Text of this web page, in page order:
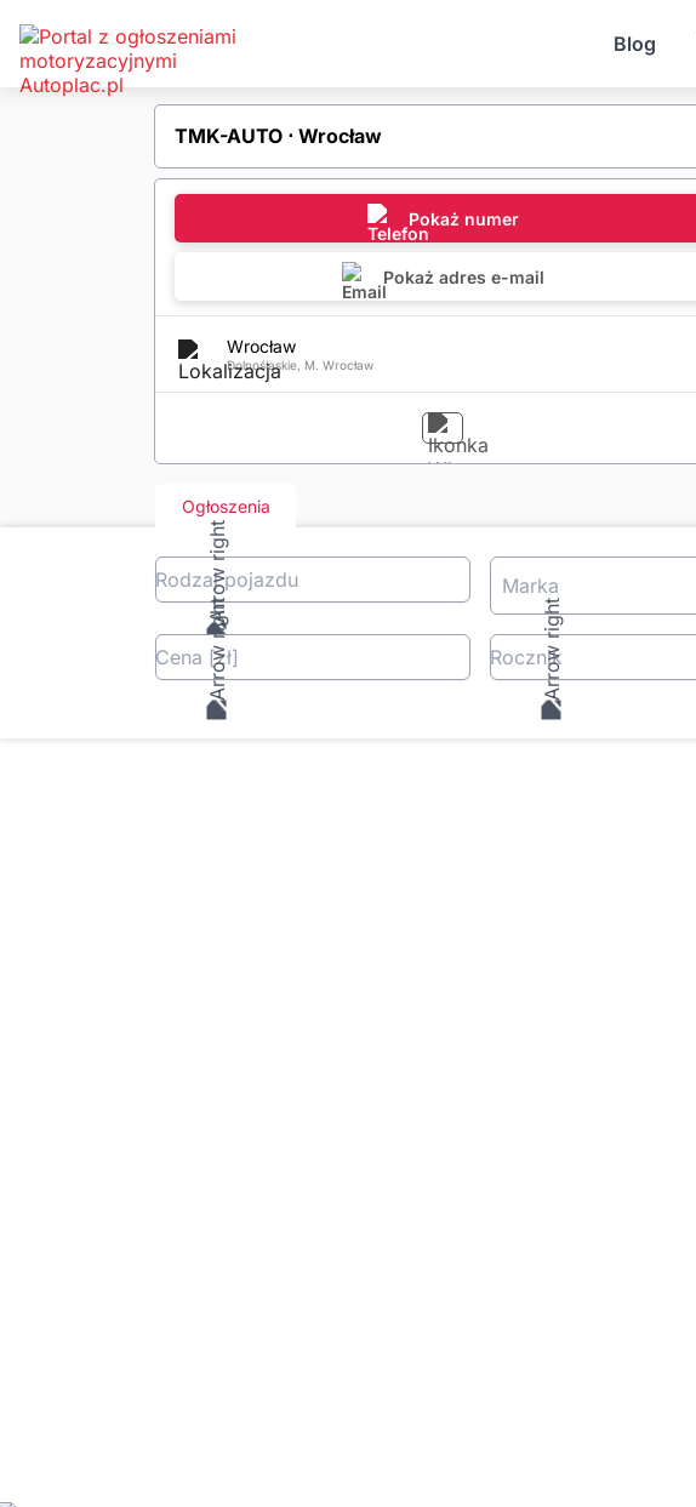
Blog
TMK-AUTO ⋅ Wrocław
Pokaż numer
Pokaż adres e-mail
Wrocław
Dolnośląskie, M. Wrocław
Ogłoszenia
Rodzaj pojazdu Marka
Cena [zł] Rocznik